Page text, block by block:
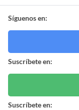
Síguenos en:
Suscríbete en:
Suscríbete en: